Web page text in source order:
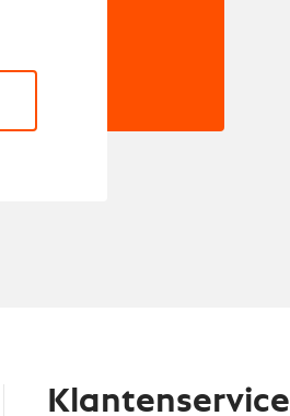
Klantenservice